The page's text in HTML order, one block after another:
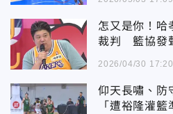
怎又是你！哈
裁判 籃協發
2026/04/30 17:20
仰天長嘯、
「遭裕隆灌籃